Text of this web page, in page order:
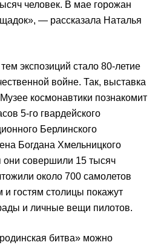
человек. В мае горожан
— рассказала Наталья
экспозиций стало 80-летие
войне. Так, выставка
космонавтики познакомит
5-го гвардейского
Берлинского
Богдана Хмельницкого
совершили 15 тысяч
около 700 самолетов
и гостям столицы покажут
и личные вещи пилотов.
битва» можно